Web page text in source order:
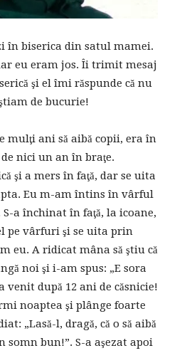
în biserica din satul mamei.
eu eram jos. Îi trimit mesaj
şi el îmi răspunde că nu
de bucurie!
mulţi ani să aibă copii, era în
nici un an în braţe.
şi a mers în faţă, dar se uita
Eu m-am întins în vârful
S-a închinat în faţă, la icoane,
pe vârfuri şi se uita prin
eu. A ridicat mâna să ştiu că
noi şi i-am spus: „E sora
venit după 12 ani de căsnicie!
noaptea şi plânge foarte
„Lasă-l, dragă, că o să aibă
somn bun!”. S-a aşezat apoi